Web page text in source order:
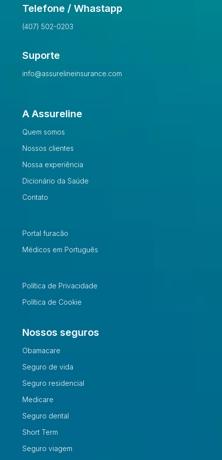
Telefone / Whastapp
(407) 502-0203
Suporte
info@assurelineinsurance.com
A Assureline
Quem somos
Nossos clientes
Nossa experiência
Dicionário da Saúde
Contato
Portal furacão
Médicos em Português
Política de Privacidade
Política de Cookie
Nossos seguros
Obamacare
Seguro de vida
Seguro residencial
Medicare
Seguro dental
Short Term
Seguro viagem